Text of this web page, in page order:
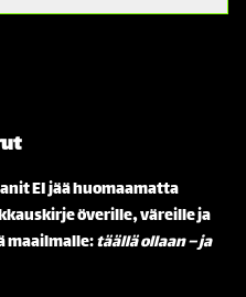
EI jää huomaamatta
överille, väreille ja
maailmalle:täällä ollaan – ja